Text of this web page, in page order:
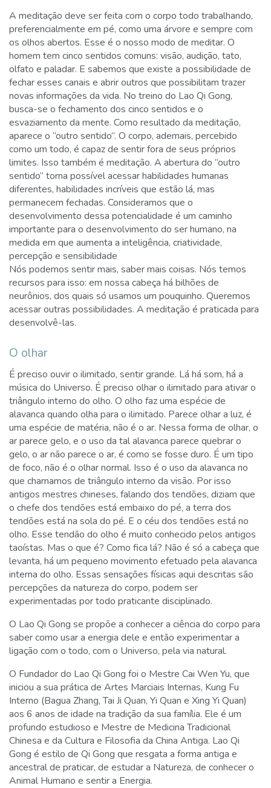
A meditação deve ser feita com o corpo todo trabalhando,
preferencialmente em pé, como uma árvore e sempre com
os olhos abertos. Esse é o nosso modo de meditar. O
homem tem cinco sentidos comuns: visão, audição, tato,
olfato e paladar. E sabemos que existe a possibilidade de
fechar esses canais e abrir outros que possibilitam trazer
novas informações da vida. No treino do Lao Qi Gong,
busca-se o fechamento dos cinco sentidos e o
esvaziamento da mente. Como resultado da meditação,
aparece o “outro sentido”. O corpo, ademais, percebido
como um todo, é capaz de sentir fora de seus próprios
limites. Isso também é meditação. A abertura do “outro
sentido” torna possível acessar habilidades humanas
diferentes, habilidades incríveis que estão lá, mas
permanecem fechadas. Consideramos que o
desenvolvimento dessa potencialidade é um caminho
importante para o desenvolvimento do ser humano, na
medida em que aumenta a inteligência, criatividade,
percepção e sensibilidade
Nós podemos sentir mais, saber mais coisas. Nós temos
recursos para isso: em nossa cabeça há bilhões de
neurônios, dos quais só usamos um pouquinho. Queremos
acessar outras possibilidades. A meditação é praticada para
desenvolvê-las.
O olhar
É preciso ouvir o ilimitado, sentir grande. Lá há som, há a
música do Universo. É preciso olhar o ilimitado para ativar o
triângulo interno do olho. O olho faz uma espécie de
alavanca quando olha para o ilimitado. Parece olhar a luz, é
uma espécie de matéria, não é o ar. Nessa forma de olhar, o
ar parece gelo, e o uso da tal alavanca parece quebrar o
gelo, o ar não parece o ar, é como se fosse duro. É um tipo
de foco, não é o olhar normal. Isso é o uso da alavanca no
que chamamos de triângulo interno da visão. Por isso
antigos mestres chineses, falando dos tendões, diziam que
o chefe dos tendões está embaixo do pé, a terra dos
tendões está na sola do pé. E o céu dos tendões está no
olho. Esse tendão do olho é muito conhecido pelos antigos
taoístas. Mas o que é? Como fica lá? Não é só a cabeça que
levanta, há um pequeno movimento efetuado pela alavanca
interna do olho. Essas sensações físicas aqui descritas são
percepções da natureza do corpo, podem ser
experimentadas por todo praticante disciplinado.
O Lao Qi Gong se propõe a conhecer a ciência do corpo para
saber como usar a energia dele e então experimentar a
ligação com o todo, com o Universo, pela via natural.
O Fundador do Lao Qi Gong foi o Mestre Cai Wen Yu, que
iniciou a sua prática de Artes Marciais Internas, Kung Fu
Interno (Bagua Zhang, Tai Ji Quan, Yi Quan e Xing Yi Quan)
aos 6 anos de idade na tradição da sua família. Ele é um
profundo estudioso e Mestre de Medicina Tradicional
Chinesa e da Cultura e Filosofia da China Antiga. Lao Qi
Gong é estilo de Qi Gong que resgata a forma antiga e
ancestral de praticar, de estudar a Natureza, de conhecer o
Animal Humano e sentir a Energia.